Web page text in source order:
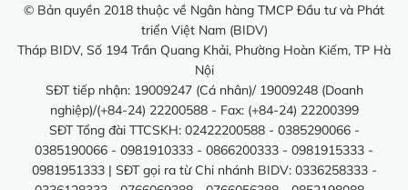
© Bản quyền 2018 thuộc về Ngân hàng TMCP Đầu tư và Phát
triển Việt Nam (BIDV)
Tháp BIDV, Số 194 Trần Quang Khải, Phường Hoàn Kiếm, TP Hà
Nội
SĐT tiếp nhận: 19009247 (Cá nhân)/ 19009248 (Doanh
nghiệp)/(+84-24) 22200588 - Fax: (+84-24) 22200399
SĐT Tổng đài TTCSKH: 02422200588 - 0385290066 -
0385190066 - 0981910333 - 0866200333 - 0981915333 -
0981951333 | SĐT gọi ra từ Chi nhánh BIDV: 0336258333 -